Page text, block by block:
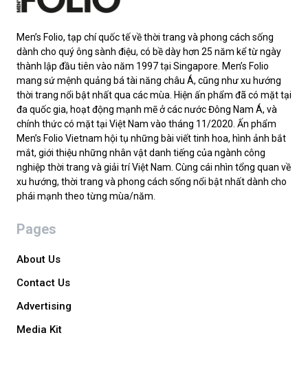
Men’s Folio, tạp chí quốc tế về thời trang và phong cách sống
dành cho quý ông sành điệu, có bề dày hơn 25 năm kể từ ngày
thành lập đầu tiên vào năm 1997 tại Singapore. Men’s Folio
mang sứ mệnh quảng bá tài năng châu Á, cũng như xu hướng
thời trang nổi bật nhất qua các mùa. Hiện ấn phẩm đã có mặt tại
đa quốc gia, hoạt động mạnh mẽ ở các nước Đông Nam Á, và
chính thức có mặt tại Việt Nam vào tháng 11/2020. Ấn phẩm
Men’s Folio Vietnam hội tụ những bài viết tinh hoa, hình ảnh bắt
mắt, giới thiệu những nhân vật danh tiếng của ngành công
nghiệp thời trang và giải trí Việt Nam. Cùng cái nhìn tổng quan về
xu hướng, thời trang và phong cách sống nổi bật nhất dành cho
phái mạnh theo từng mùa/năm.
Pages
About Us
Contact Us
Advertising
Media Kit